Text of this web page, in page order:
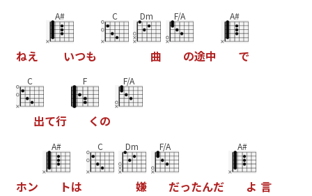
ねえ
A#
いつも
C Dm
曲
F/A
の途中
A#
で
C
出て行
F
く の
F/A
ホン
A#
トは
C Dm
嫌
F/A
だったんだ
A#
よ 言